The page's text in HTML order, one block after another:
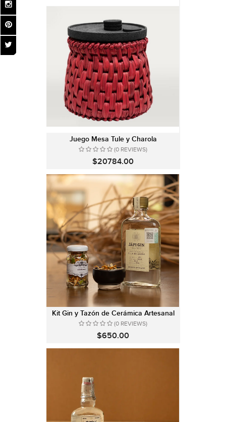
Juego Mesa Tule y Charola
(0 REVIEWS)
$20784.00
Kit Gin y Tazón de Cerámica Artesanal
(0 REVIEWS)
$650.00